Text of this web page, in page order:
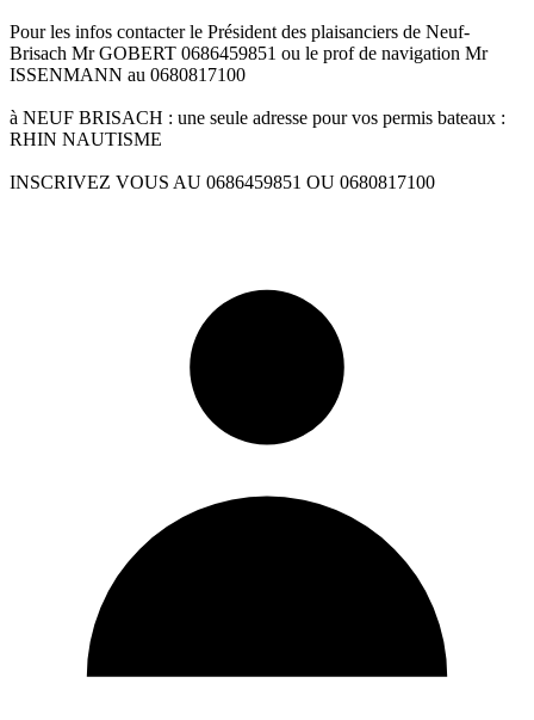
Pour les infos contacter le Président des plaisanciers de Neuf-
Brisach Mr GOBERT 0686459851 ou le prof de navigation Mr
ISSENMANN au 0680817100
à NEUF BRISACH : une seule adresse pour vos permis bateaux :
RHIN NAUTISME
INSCRIVEZ VOUS AU 0686459851 OU 0680817100